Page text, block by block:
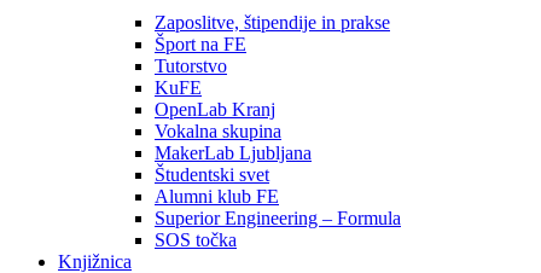
Zaposlitve, štipendije in prakse
Šport na FE
Tutorstvo
KuFE
OpenLab Kranj
Vokalna skupina
MakerLab Ljubljana
Študentski svet
Alumni klub FE
Superior Engineering – Formula
SOS točka
Knjižnica